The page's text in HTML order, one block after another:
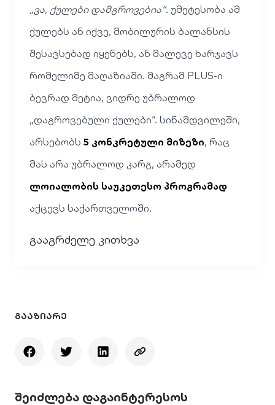
„ვა, ქულები დამგროვებია“. უმეტესობა ამ
ქულებს ან იქვე, მობილურის ბალანსის
შესავსებად იყენებს, ან მალევე ხარჯავს
რომელიმე მაღაზიაში. მაგრამ PLUS-ი
ბევრად მეტია, ვიდრე უბრალოდ
„დაგროვებული ქულები“. სინამდვილეში,
არსებობს 5 კონკრეტული მიზეზი, რაც
მას არა უბრალოდ კარგ, არამედ
ლოიალობის საუკეთესო პროგრამად
აქცევს საქართველოში.
გააგრძელე კითხვა
ᲒᲐᲐᲖᲘᲐᲠᲔ
შეიძლება დაგაინტერესოს